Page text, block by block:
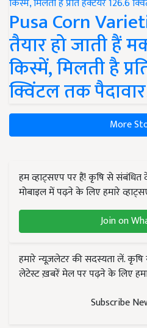
Pusa Corn
तैयार हो जाती हैं
किस्में, मिलती है
क्विंटल तक
More
हम व्हाट्सएप पर हैं! कृषि से
मोबाइल में पढ़ने के लिए हमारे
Join on
हमारे न्यूज़लेटर की सदस्यता लें.
लेटेस्ट ख़बरें मेल पर पढ़ने के लिए
Subscribe